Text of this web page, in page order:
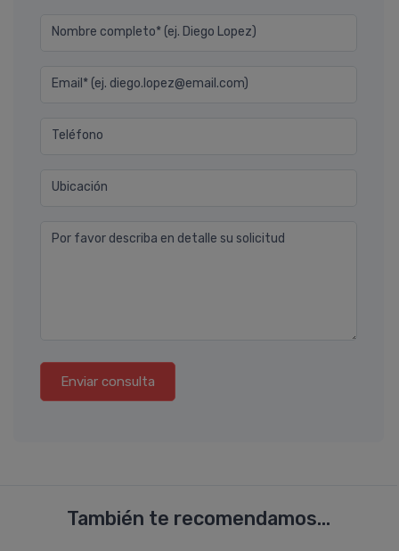
Nombre completo* (ej. Diego Lopez)
Email* (ej. diego.lopez@email.com)
Teléfono
Ubicación
Por favor describa en detalle su solicitud
Enviar consulta
También te recomendamos...